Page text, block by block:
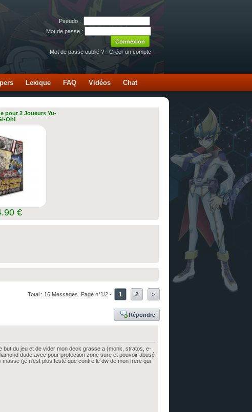
Pseudo :
Mot de passe :
Mot de passe oublié ? - Créer un compte
Lexique FAQ Vidéos Chat
pour 2 Joueurs Yu-
Oh!
€
Total : 16 Messages. Page n°1/2 - 1 2 >
Répondre
but du jeu et de vider mon deck grasse a (monk, stratos, e-
dude avec pour protection zone sure et pouvoir abusé
(je n'est plus testé que contre le dw de mon frere qui